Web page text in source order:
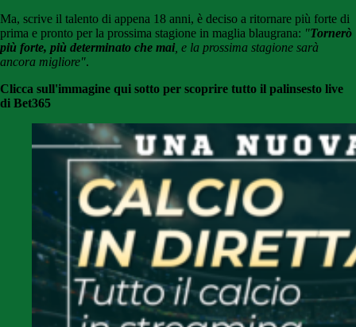
Ma, scrive il talento di appena 18 anni, è deciso a ritornare più forte di
prima e pronto per la prossima stagione in maglia blaugrana: "Tornerò
più forte, più determinato che mai, e la prossima stagione sarà
ancora migliore".
Clicca sull'immagine qui sotto per scoprire tutto il palinsesto live
di Bet365